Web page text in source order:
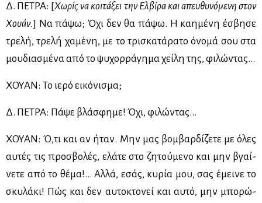
Δ. ΠΕ­ΤΡΑ: [Χω­ρίς να κοι­τά­ξει την Ελ­βί­ρα και απευ­θυ­νό­με­νη στον
Χουάν.] Να πά­ψω; Όχι δεν θα πά­ψω. Η καη­μέ­νη έσβη­σε
τρε­λή, τρε­λή χα­μέ­νη, με το τρι­σκα­τά­ρα­το όνο­μά σου στα
μου­δια­σμέ­να από το ψυ­χορ­ρά­γη­μα χεί­λη της, φι­λώ­ντας…
ΧΟΥΑΝ: Το ιε­ρό ει­κό­νι­σμα;
Δ. ΠΕ­ΤΡΑ: Πά­ψε βλά­σφη­με! Όχι, φι­λώ­ντας…
ΧΟΥΑΝ: Ό,τι και αν ήταν. Μην μας βομ­βαρ­δί­ζε­τε με όλες
αυ­τές τις προ­σβο­λές, ελά­τε στο ζη­τού­με­νο και μην βγαί­
νε­τε από το θέ­μα!... Αλ­λά, εσάς, κυ­ρία μου, σας έμει­νε το
σκυ­λά­κι! Πώς και δεν αυ­το­κτο­νεί και αυ­τό, μην μπο­ρώ­